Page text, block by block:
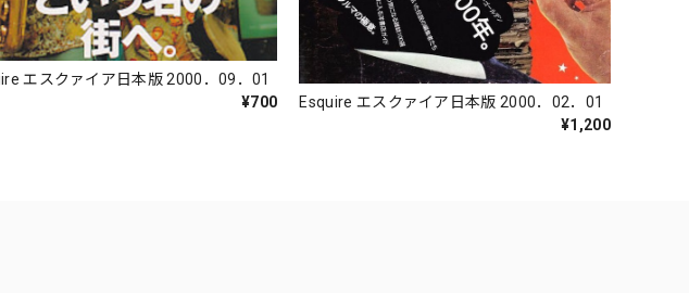
エスクァイア日本版 2000．09．01
¥700
Esquire エスクァイア日本版 2000．02．01
¥1,200